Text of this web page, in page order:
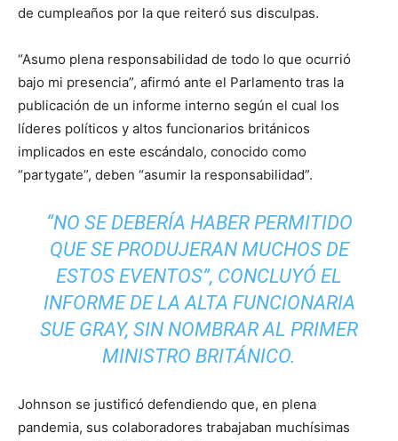
de cumpleaños por la que reiteró sus disculpas.
“Asumo plena responsabilidad de todo lo que ocurrió
bajo mi presencia”, afirmó ante el Parlamento tras la
publicación de un informe interno según el cual los
líderes políticos y altos funcionarios británicos
implicados en este escándalo, conocido como
“partygate”, deben “asumir la responsabilidad”.
“NO SE DEBERÍA HABER PERMITIDO
QUE SE PRODUJERAN MUCHOS DE
ESTOS EVENTOS”, CONCLUYÓ EL
INFORME DE LA ALTA FUNCIONARIA
SUE GRAY, SIN NOMBRAR AL PRIMER
MINISTRO BRITÁNICO.
Johnson se justificó defendiendo que, en plena
pandemia, sus colaboradores trabajaban muchísimas